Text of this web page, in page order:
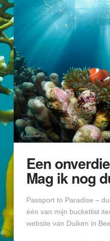
Een
Mag ik nog
Passport to Paradise –
één van mijn bucketlist
website van Duiken in